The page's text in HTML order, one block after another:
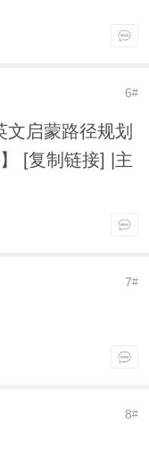
6#
启蒙路径规划
[复制链接] |主
7#
8#